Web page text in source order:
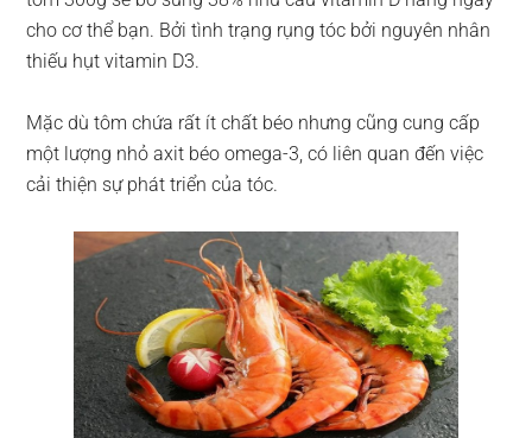
cho cơ thể bạn. Bởi tình trạng rụng tóc bởi nguyên nhân
thiếu hụt vitamin D3.
Mặc dù tôm chứa rất ít chất béo nhưng cũng cung cấp
một lượng nhỏ axit béo omega-3, có liên quan đến việc
cải thiện sự phát triển của tóc.